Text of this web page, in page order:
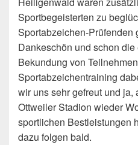
Sportbegeisterten zu
Sportabzeichen-Prüfenden
Dankeschön und schon
Bekundung von
Sportabzeichentraining
wir uns sehr gefreut und
Ottweiler Stadion wieder
sportlichen Bestleistungen
dazu folgen bald.